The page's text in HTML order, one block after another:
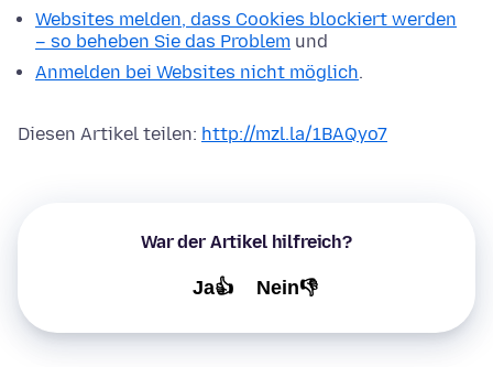
Websites melden, dass Cookies blockiert werden
– so beheben Sie das Problem und
Anmelden bei Websites nicht möglich.
Diesen Artikel teilen: http://mzl.la/1BAQyo7
War der Artikel hilfreich?
Ja👍 Nein👎